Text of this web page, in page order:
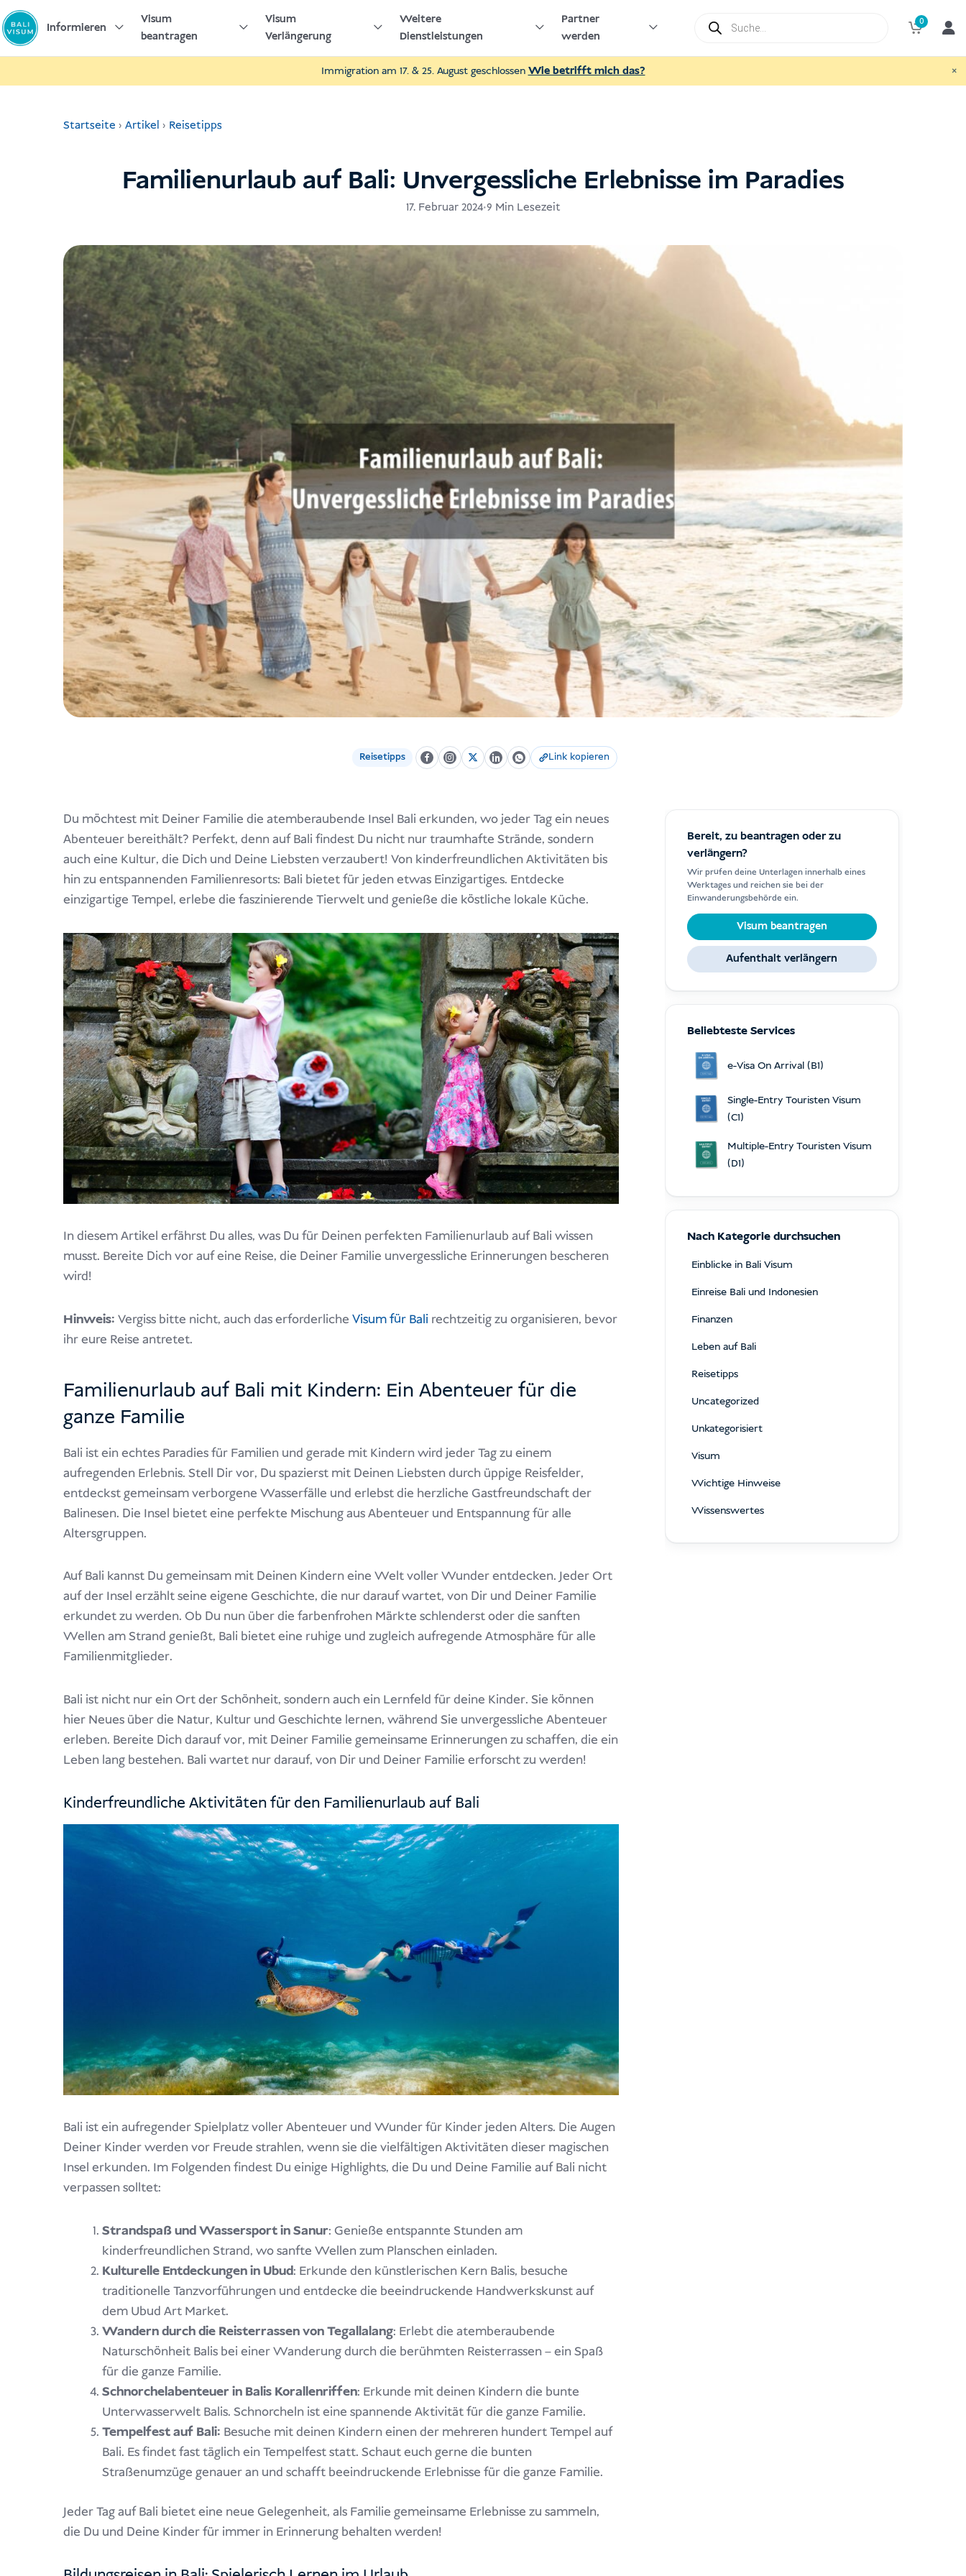
Zum
Inhalt
springen
Informieren
Visum
beantragen
Visum
Verlängerung
Weitere
Dienstleistungen
Partner
werden
Products
search
0
Immigration am 17. & 25. August geschlossen Wie betrifft mich das? ×
Startseite › Artikel › Reisetipps
Familienurlaub auf Bali: Unvergessliche Erlebnisse im Paradies
17. Februar 2024•9 Min Lesezeit
Reisetipps Link kopieren
Du möchtest mit Deiner Familie die atemberaubende Insel Bali erkunden, wo jeder Tag ein neues
Abenteuer bereithält? Perfekt, denn auf Bali findest Du nicht nur traumhafte Strände, sondern
auch eine Kultur, die Dich und Deine Liebsten verzaubert! Von kinderfreundlichen Aktivitäten bis
hin zu entspannenden Familienresorts: Bali bietet für jeden etwas Einzigartiges. Entdecke
einzigartige Tempel, erlebe die faszinierende Tierwelt und genieße die köstliche lokale Küche.
In diesem Artikel erfährst Du alles, was Du für Deinen perfekten Familienurlaub auf Bali wissen
musst. Bereite Dich vor auf eine Reise, die Deiner Familie unvergessliche Erinnerungen bescheren
wird!
Hinweis: Vergiss bitte nicht, auch das erforderliche Visum für Bali rechtzeitig zu organisieren, bevor
ihr eure Reise antretet.
Familienurlaub auf Bali mit Kindern: Ein Abenteuer für die
ganze Familie
Bali ist ein echtes Paradies für Familien und gerade mit Kindern wird jeder Tag zu einem
aufregenden Erlebnis. Stell Dir vor, Du spazierst mit Deinen Liebsten durch üppige Reisfelder,
entdeckst gemeinsam verborgene Wasserfälle und erlebst die herzliche Gastfreundschaft der
Balinesen. Die Insel bietet eine perfekte Mischung aus Abenteuer und Entspannung für alle
Altersgruppen.
Auf Bali kannst Du gemeinsam mit Deinen Kindern eine Welt voller Wunder entdecken. Jeder Ort
auf der Insel erzählt seine eigene Geschichte, die nur darauf wartet, von Dir und Deiner Familie
erkundet zu werden. Ob Du nun über die farbenfrohen Märkte schlenderst oder die sanften
Wellen am Strand genießt, Bali bietet eine ruhige und zugleich aufregende Atmosphäre für alle
Familienmitglieder.
Bali ist nicht nur ein Ort der Schönheit, sondern auch ein Lernfeld für deine Kinder. Sie können
hier Neues über die Natur, Kultur und Geschichte lernen, während Sie unvergessliche Abenteuer
erleben. Bereite Dich darauf vor, mit Deiner Familie gemeinsame Erinnerungen zu schaffen, die ein
Leben lang bestehen. Bali wartet nur darauf, von Dir und Deiner Familie erforscht zu werden!
Kinderfreundliche Aktivitäten für den Familienurlaub auf Bali
Bali ist ein aufregender Spielplatz voller Abenteuer und Wunder für Kinder jeden Alters. Die Augen
Deiner Kinder werden vor Freude strahlen, wenn sie die vielfältigen Aktivitäten dieser magischen
Insel erkunden. Im Folgenden findest Du einige Highlights, die Du und Deine Familie auf Bali nicht
verpassen solltet:
Strandspaß und Wassersport in Sanur: Genieße entspannte Stunden am
kinderfreundlichen Strand, wo sanfte Wellen zum Planschen einladen.
Kulturelle Entdeckungen in Ubud: Erkunde den künstlerischen Kern Balis, besuche
traditionelle Tanzvorführungen und entdecke die beeindruckende Handwerkskunst auf
dem Ubud Art Market.
Wandern durch die Reisterrassen von Tegallalang: Erlebt die atemberaubende
Naturschönheit Balis bei einer Wanderung durch die berühmten Reisterrassen – ein Spaß
für die ganze Familie.
Schnorchelabenteuer in Balis Korallenriffen: Erkunde mit deinen Kindern die bunte
Unterwasserwelt Balis. Schnorcheln ist eine spannende Aktivität für die ganze Familie.
Tempelfest auf Bali: Besuche mit deinen Kindern einen der mehreren hundert Tempel auf
Bali. Es findet fast täglich ein Tempelfest statt. Schaut euch gerne die bunten
Straßenumzüge genauer an und schafft beeindruckende Erlebnisse für die ganze Familie.
Jeder Tag auf Bali bietet eine neue Gelegenheit, als Familie gemeinsame Erlebnisse zu sammeln,
die Du und Deine Kinder für immer in Erinnerung behalten werden!
Bereit, zu beantragen oder zu
verlängern?
Wir prüfen deine Unterlagen innerhalb eines
Werktages und reichen sie bei der
Einwanderungsbehörde ein.
Visum beantragen
Aufenthalt verlängern
Beliebteste Services
e-Visa On Arrival (B1)
Single-Entry Touristen Visum
(C1)
Multiple-Entry Touristen Visum
(D1)
Nach Kategorie durchsuchen
Einblicke in Bali Visum
Einreise Bali und Indonesien
Finanzen
Leben auf Bali
Reisetipps
Uncategorized
Unkategorisiert
Visum
Wichtige Hinweise
Wissenswertes